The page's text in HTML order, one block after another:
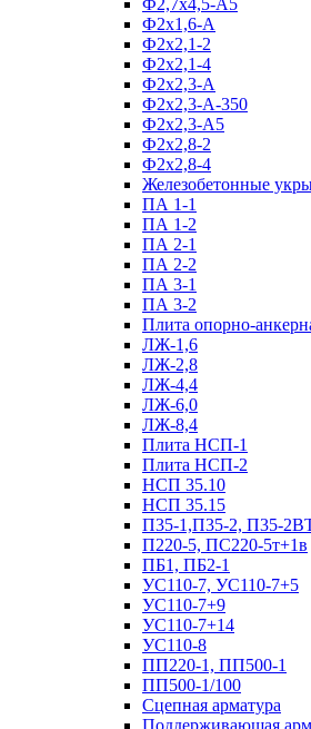
Ф2х1,6-А
Ф2х2,1-2
Ф2х2,1-4
Ф2х2,3-А
Ф2х2,3-А-350
Ф2х2,3-А5
Ф2х2,8-2
Ф2х2,8-4
Железобетонные
ПА 1-1
ПА 1-2
ПА 2-1
ПА 2-2
ПА 3-1
ПА 3-2
Плита опорно-
ЛЖ-1,6
ЛЖ-2,8
ЛЖ-4,4
ЛЖ-6,0
ЛЖ-8,4
Плита НСП-1
Плита НСП-2
НСП 35.10
НСП 35.15
П35-1,П35-2, П35-
П220-5, ПС220-5т+1в
ПБ1, ПБ2-1
УС110-7, УС110-7+5
УС110-7+9
УС110-7+14
УС110-8
ПП220-1, ПП500-1
ПП500-1/100
Сцепная арматура
Поддерживающая